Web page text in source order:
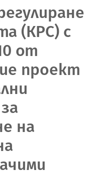
(КРС) с
от
проект
на